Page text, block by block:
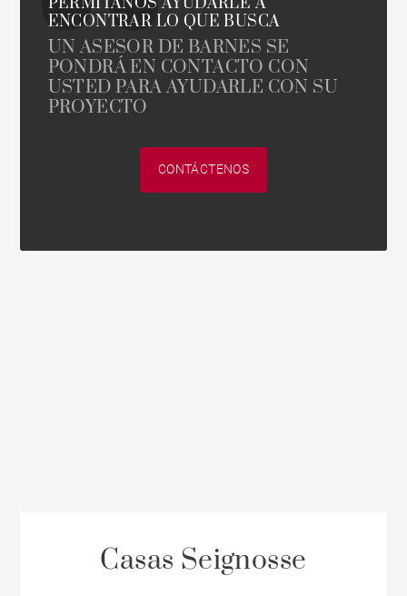
ENCONTRAR LO QUE BUSCA
UN ASESOR DE BARNES SE
PONDRÁ EN CONTACTO CON
USTED PARA AYUDARLE CON SU
PROYECTO
CONTÁCTENOS
Casas Seignosse